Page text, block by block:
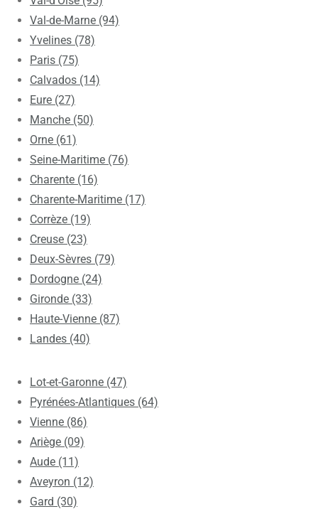
Val-de-Marne (94)
Yvelines (78)
Paris (75)
Calvados (14)
Eure (27)
Manche (50)
Orne (61)
Seine-Maritime (76)
Charente (16)
Charente-Maritime (17)
Corrèze (19)
Creuse (23)
Deux-Sèvres (79)
Dordogne (24)
Gironde (33)
Haute-Vienne (87)
Landes (40)
Lot-et-Garonne (47)
Pyrénées-Atlantiques (64)
Vienne (86)
Ariège (09)
Aude (11)
Aveyron (12)
Gard (30)